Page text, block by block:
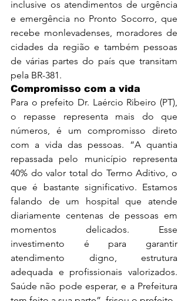
inclusive os atendimentos de urgência
e emergência no Pronto Socorro, que
recebe monlevadenses, moradores de
cidades da região e também pessoas
de várias partes do país que transitam
pela BR-381.
Compromisso com a vida
Para o prefeito Dr. Laércio Ribeiro (PT),
o repasse representa mais do que
números, é um compromisso direto
com a vida das pessoas. “A quantia
repassada pelo município representa
40% do valor total do Termo Aditivo, o
que é bastante significativo. Estamos
falando de um hospital que atende
diariamente centenas de pessoas em
momentos delicados. Esse
investimento é para garantir
atendimento digno, estrutura
adequada e profissionais valorizados.
Saúde não pode esperar, e a Prefeitura